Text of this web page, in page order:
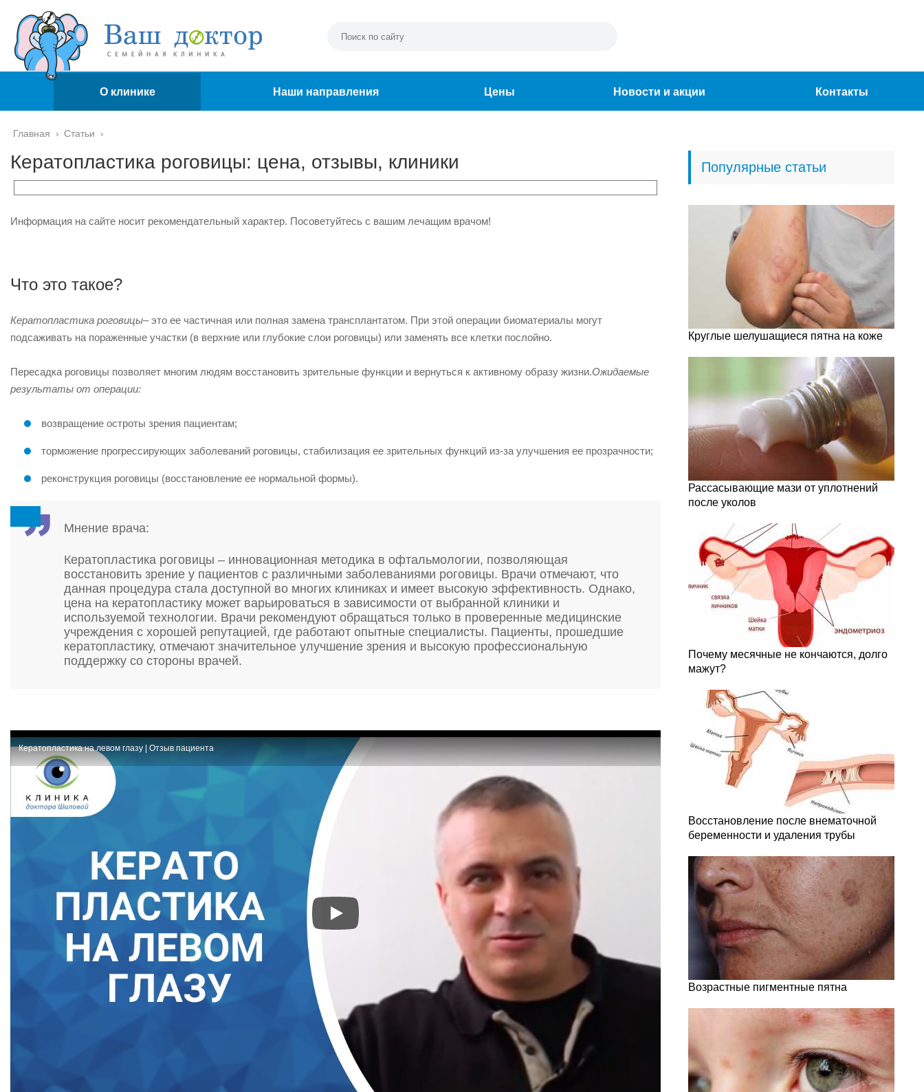
О клинике Наши направления Цены Новости и акции Контакты
Главная › Статьи ›
Кератопластика роговицы: цена, отзывы, клиники
Информация на сайте носит рекомендательный характер. Посоветуйтесь с вашим лечащим врачом!
Что это такое?
Кератопластика роговицы– это ее частичная или полная замена трансплантатом. При этой операции биоматериалы могут
подсаживать на пораженные участки (в верхние или глубокие слои роговицы) или заменять все клетки послойно.
Пересадка роговицы позволяет многим людям восстановить зрительные функции и вернуться к активному образу жизни.Ожидаемые
результаты от операции:
возвращение остроты зрения пациентам;
торможение прогрессирующих заболеваний роговицы, стабилизация ее зрительных функций из-за улучшения ее прозрачности;
реконструкция роговицы (восстановление ее нормальной формы).
Мнение врача:
Кератопластика роговицы – инновационная методика в офтальмологии, позволяющая
восстановить зрение у пациентов с различными заболеваниями роговицы. Врачи отмечают, что
данная процедура стала доступной во многих клиниках и имеет высокую эффективность. Однако,
цена на кератопластику может варьироваться в зависимости от выбранной клиники и
используемой технологии. Врачи рекомендуют обращаться только в проверенные медицинские
учреждения с хорошей репутацией, где работают опытные специалисты. Пациенты, прошедшие
кератопластику, отмечают значительное улучшение зрения и высокую профессиональную
поддержку со стороны врачей.
Кератопластика на левом глазу | Отзыв пациента
Популярные статьи
Круглые шелушащиеся пятна на коже
Рассасывающие мази от уплотнений
после уколов
Почему месячные не кончаются, долго
мажут?
Восстановление после внематочной
беременности и удаления трубы
Возрастные пигментные пятна